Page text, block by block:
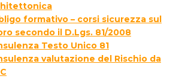
formativo – corsi sicurezza sul
secondo il D.Lgs. 81/2008
Testo Unico 81
valutazione del Rischio da